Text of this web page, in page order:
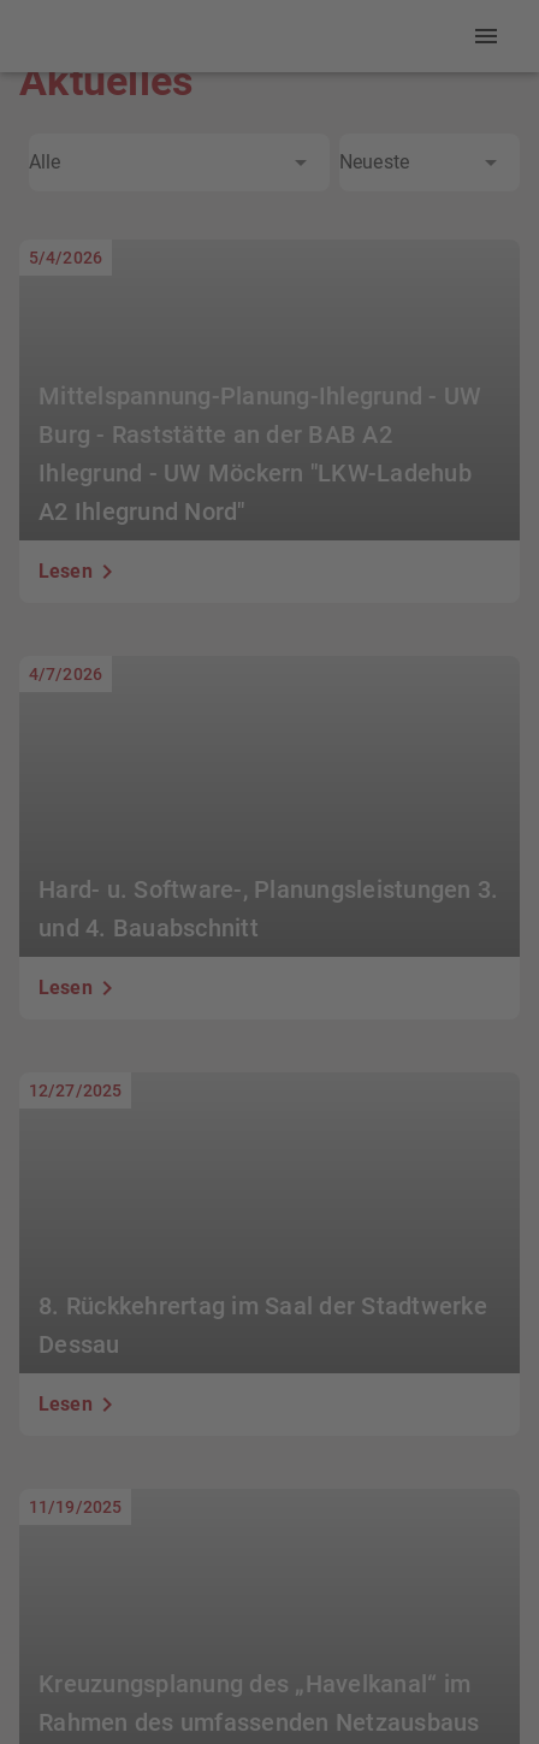
Aktuelles
Alle Neueste
Mittelspannung-Planung-Ihlegrund - UW
Burg - Raststätte an der BAB A2
Ihlegrund - UW Möckern "LKW-Ladehub
A2 Ihlegrund Nord"
5/4/2026
Lesen
Hard- u. Software-, Planungsleistungen 3.
und 4. Bauabschnitt
4/7/2026
Lesen
8. Rückkehrertag im Saal der Stadtwerke
Dessau
12/27/2025
Lesen
Kreuzungsplanung des „Havelkanal“ im
Rahmen des umfassenden Netzausbaus
11/19/2025